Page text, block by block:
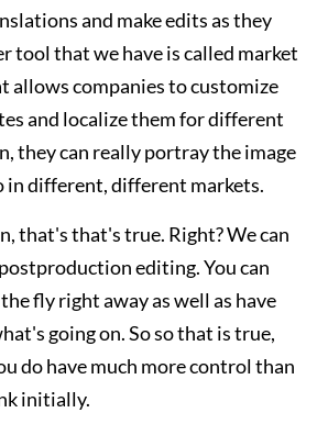
and make edits as they
tool that we have is called market
allows companies to customize
and localize them for different
they can really portray the image
different, different markets.
that's that's true. Right? We can
editing. You can
fly right away as well as have
going on. So so that is true,
do have much more control than
initially.